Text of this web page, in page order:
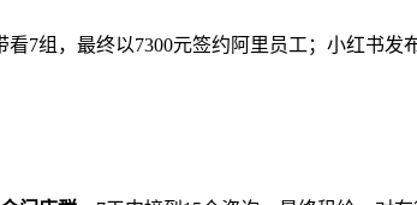
7组，最终以7300元签约阿里员工；小红书发